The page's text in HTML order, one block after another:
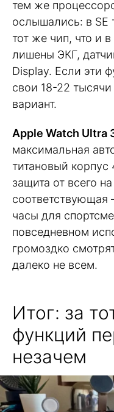
тем же
ослышались: в SE
тот же чип, что и в
лишены ЭКГ,
Display. Если эти
свои 18-22
вариант.
Apple Watch Ultra
максимальная
титановый корпус
защита от всего
соответствующая
часы для
повседневном
громоздко
далеко не всем.
Итог: за
функций
незачем